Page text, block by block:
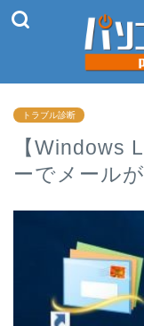
トラブル診断
【Windows
ーでメール